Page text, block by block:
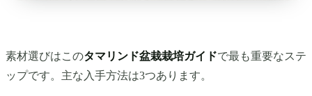
素材選びはこのタマリンド盆栽栽培ガイドで最も重要なステ
ップです。主な入手方法は3つあります。